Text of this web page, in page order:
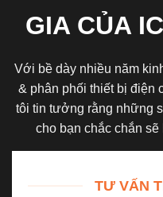
GIA CỦA
Với bề dày nhiều năm
& phân phối thiết bị điện
tôi tin tưởng rằng những
cho bạn chắc chắn
TƯ VẤN